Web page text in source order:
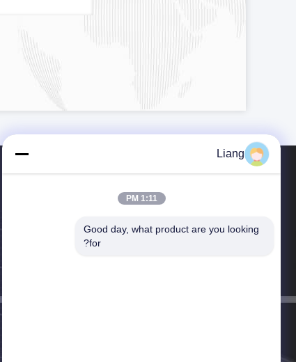
الهاتف：86--13926126819
Liang
1:11 PM
Good day, what product are you looking
for?